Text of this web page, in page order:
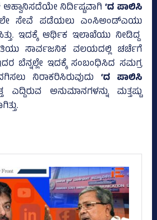
ನಿರ್ದಿಷ್ಟವಾಗಿ‘ದ ಪಾಲಿಸಿ
ಸೇವೆ ಪಡೆಯಲು ಎಂಸಿಅಂಡ್‌ಎಯು
ಇದಕ್ಕೆ ಆರ್ಥಿಕ ಇಲಾಖೆಯು ನೀಡಿದ್ದ
ಸಾರ್ವಜನಿಕ ವಲಯದಲ್ಲಿ ಚರ್ಚೆಗೆ
ಇದರ ಬೆನ್ನಲ್ಲೇ ಇದಕ್ಕೆ ಸಂಬಂಧಿಸಿದ ಸಮಗ್ರ
ನಿರಾಕರಿಸಿರುವುದು ‘ದ ಪಾಲಿಸಿ
ಎದ್ದಿರುವ ಅನುಮಾನಗಳನ್ನು ಮತ್ತಷ್ಟು